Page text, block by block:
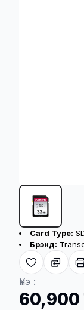
Card Type:
Брэнд:
Үнэ :
60,900